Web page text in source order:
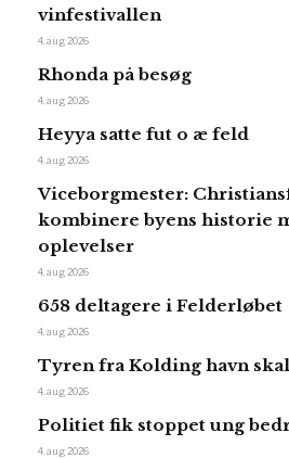
vinfestivallen
4. aug 2026
Rhonda på besøg
4. aug 2026
Heyya satte fut o æ feld
4. aug 2026
Viceborgmester:
kombinere byens historie
oplevelser
4. aug 2026
658 deltagere i Felderløbet
4. aug 2026
Tyren fra Kolding havn
4. aug 2026
Politiet fik stoppet ung
4. aug 2026